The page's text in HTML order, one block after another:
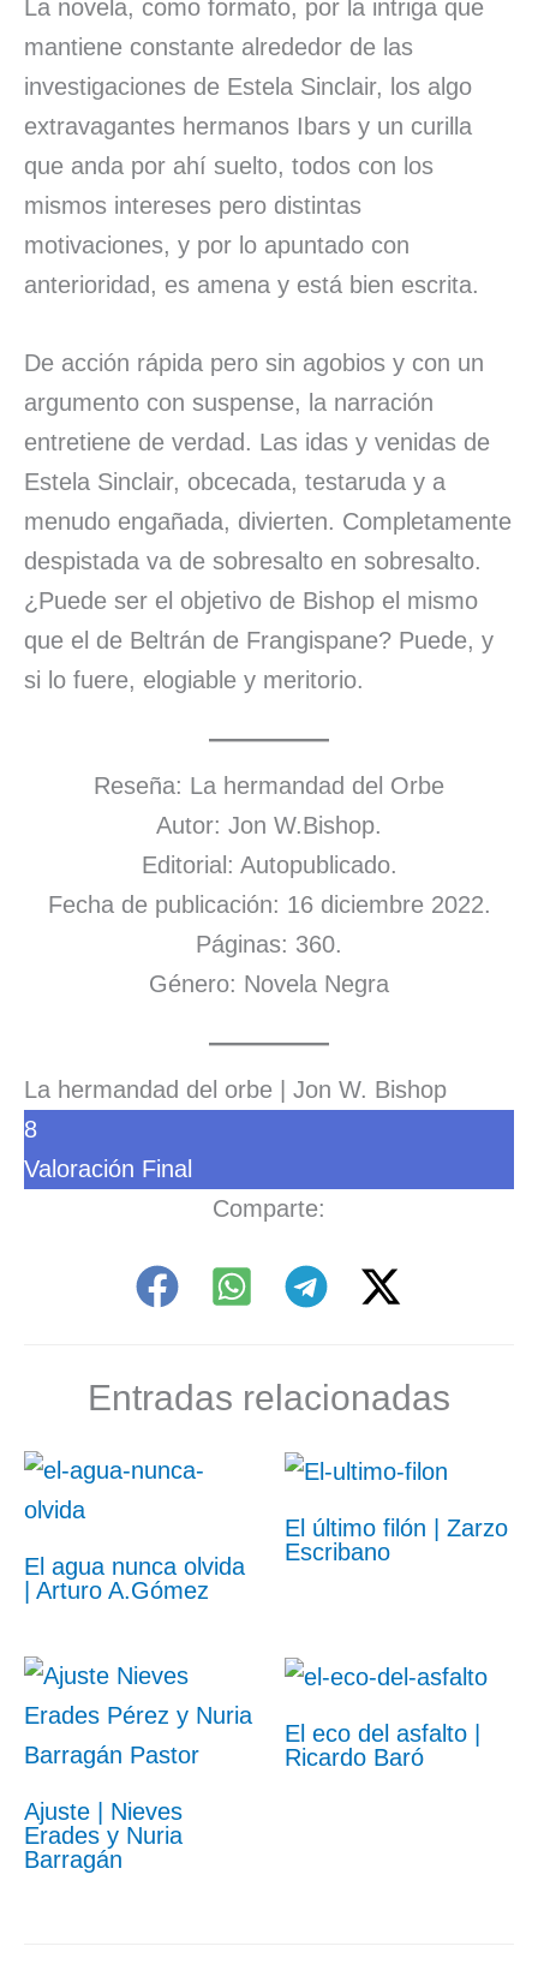
La novela, como formato, por la intriga que
mantiene constante alrededor de las
investigaciones de Estela Sinclair, los algo
extravagantes hermanos Ibars y un curilla
que anda por ahí suelto, todos con los
mismos intereses pero distintas
motivaciones, y por lo apuntado con
anterioridad, es amena y está bien escrita.
De acción rápida pero sin agobios y con un
argumento con suspense, la narración
entretiene de verdad. Las idas y venidas de
Estela Sinclair, obcecada, testaruda y a
menudo engañada, divierten. Completamente
despistada va de sobresalto en sobresalto.
¿Puede ser el objetivo de Bishop el mismo
que el de Beltrán de Frangispane? Puede, y
si lo fuere, elogiable y meritorio.
Reseña: La hermandad del Orbe
Autor: Jon W.Bishop.
Editorial: Autopublicado.
Fecha de publicación: 16 diciembre 2022.
Páginas: 360.
Género: Novela Negra
La hermandad del orbe | Jon W. Bishop
8
Valoración Final
Comparte:
Entradas relacionadas
El agua nunca olvida
| Arturo A.Gómez
El último filón | Zarzo
Escribano
Ajuste | Nieves
Erades y Nuria
Barragán
El eco del asfalto |
Ricardo Baró